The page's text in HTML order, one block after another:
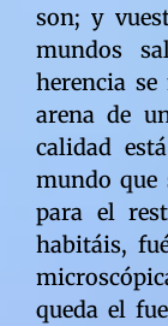
son; y
mundos
herencia
arena de
calidad
mundo que
para el
habitáis,
queda el